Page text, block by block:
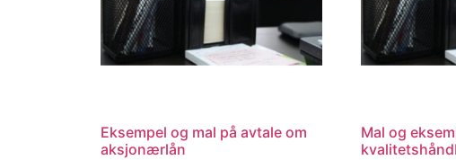
Eksempel og mal på avtale om
aksjonærlån
Mal og